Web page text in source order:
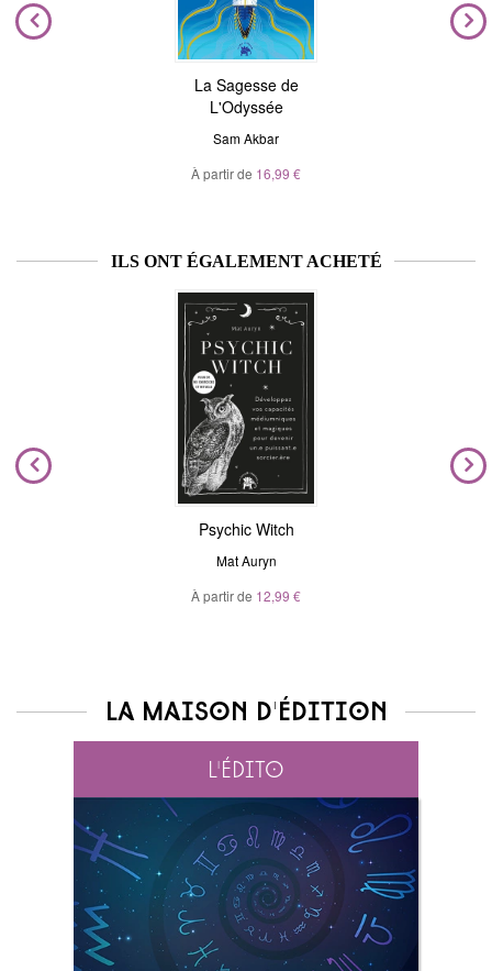
La Sagesse de
L'Odyssée
Sam Akbar
À partir de 16,99 €
ILS ONT ÉGALEMENT ACHETÉ
Psychic Witch
Mat Auryn
À partir de 12,99 €
La maison d'édition
L'édito